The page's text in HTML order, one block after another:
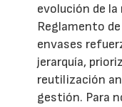
evolución de
Reglamento
envases
jerarquía,
reutilización
gestión. Para